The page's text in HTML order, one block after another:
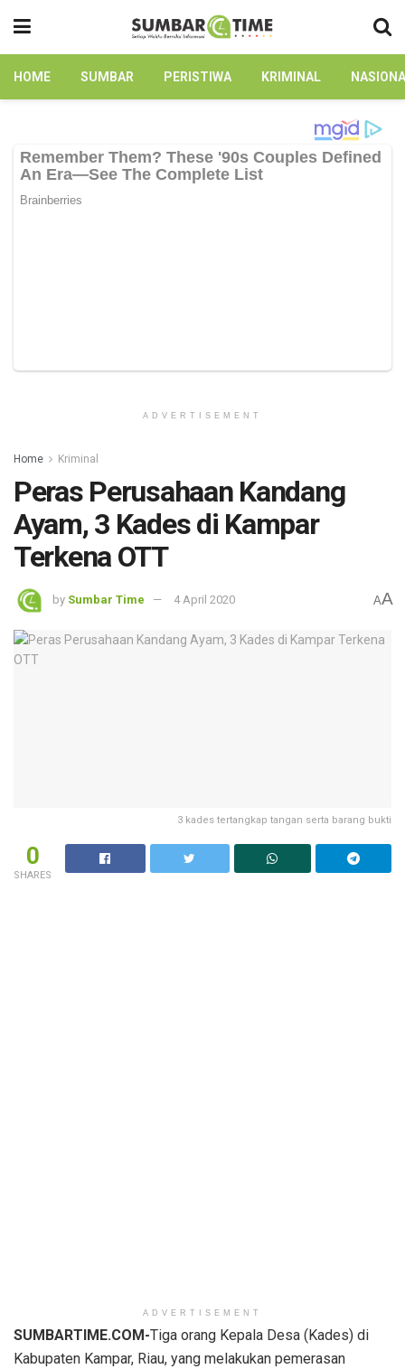
HOME SUMBAR PERISTIWA KRIMINAL
ADVERTISEMENT
Home Kriminal
Peras Perusahaan Kandang
Ayam, 3 Kades di Kampar
Terkena OTT
by Sumbar Time 4 April 2020 AA
3 kades tertangkap tangan serta barang bukti
0
SHARES
ADVERTISEMENT
SUMBARTIME.COM-Tiga orang Kepala Desa (Kades) di
Kabupaten Kampar, Riau, yang melakukan pemerasan